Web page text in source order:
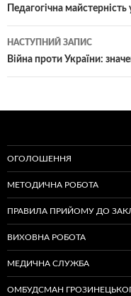
по
записам
Педагогічна
НАСТУПНИЙ ЗАПИС
Війна проти України:
ОГОЛОШЕННЯ
МЕТОДИЧНА РОБОТА
ПРАВИЛА ПРИЙОМУ ДО
ВИХОВНА РОБОТА
МЕДИЧНА СЛУЖБА
ОМБУДСМАН